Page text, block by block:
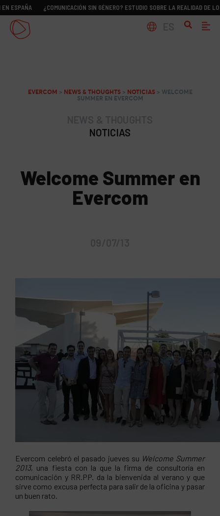
¿COMUNICACIÓN SIN GÉNERO? ESTUDIO SOBRE LA REALIDAD DE LOS
EVERCOM > NEWS & THOUGHTS> NOTICIAS> WELCOME
SUMMER EN EVERCOM
NOTICIAS
Welcome Summer en
Evercom
Evercom celebró el pasado jueves su Welcome Summer
2013, una fiesta con la que la firma de consultoría en
comunicación y RR.PP. da la bienvenida al verano y que
sirve como excusa perfecta para salir de la oficina y pasar
un buen rato.